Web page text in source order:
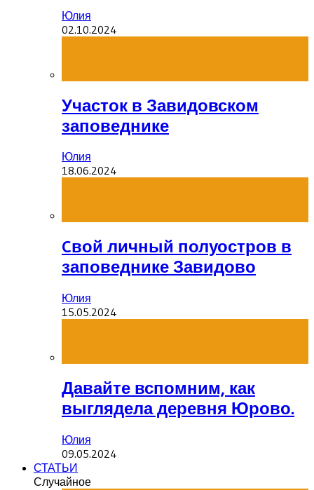
Юлия
02.10.2024
Участок в Завидовском
заповеднике
Юлия
18.06.2024
Cвой личный полуостров в
заповеднике Завидово
Юлия
15.05.2024
Давайте вспомним, как
выглядела деревня Юрово.
Юлия
09.05.2024
СТАТЬИ
Случайное